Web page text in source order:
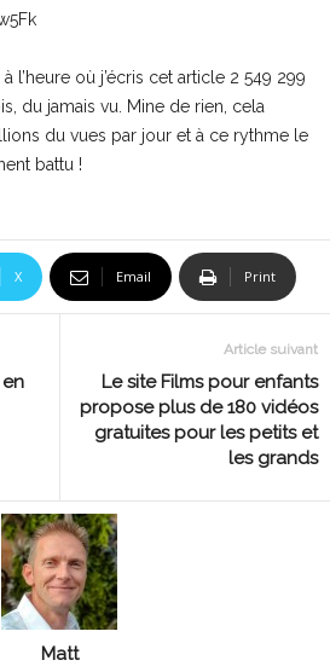
l’heure où j’écris cet article 2 549 299
du jamais vu. Mine de rien, cela
du vues par jour et à ce rythme le
battu !
X Email Print
Article suivant
Le site Films pour enfants
propose plus de 180 vidéos
gratuites pour les petits et
les grands
Matt